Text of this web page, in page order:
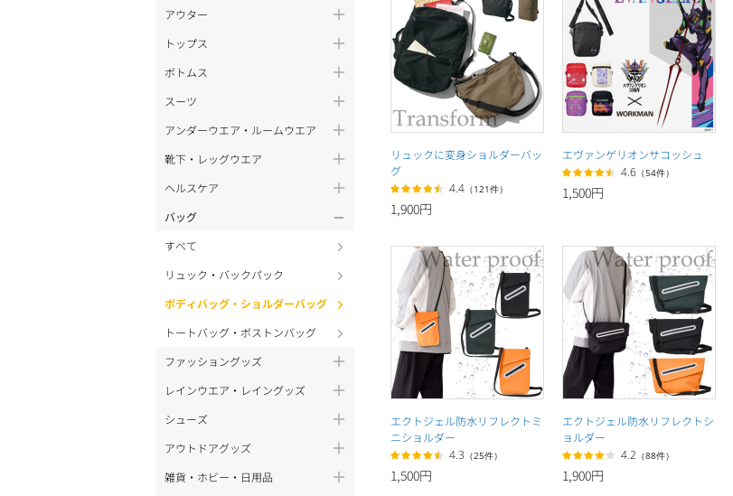
アウター
トップス
ボトムス
スーツ
アンダーウエア・ルームウエア
靴下・レッグウエア
ヘルスケア
バッグ
すべて
リュック・バックパック
ボディバッグ・ショルダーバッグ
トートバッグ・ボストンバッグ
ファッショングッズ
レインウエア・レイングッズ
シューズ
アウトドアグッズ
雑貨・ホビー・日用品
リュックに変身ショルダーバッ
グ
4.4 （121件）
1,900円
エヴァンゲリオンサコッシュ
4.6 （54件）
1,500円
エクトジェル防水リフレクトミ
ニショルダー
4.3 （25件）
1,500円
エクトジェル防水リフレクトシ
ョルダー
4.2 （88件）
1,900円